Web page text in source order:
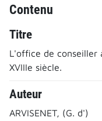
Contenu
Titre
L'office de conseiller
XVIIIe siècle.
Auteur
ARVISENET, (G. d')